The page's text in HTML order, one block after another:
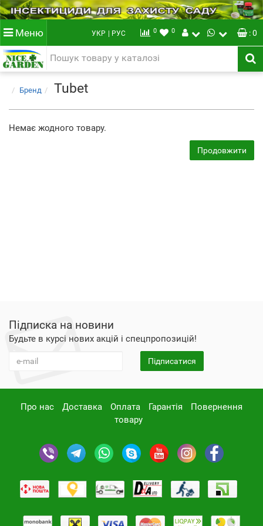
Меню УКР | РУС 0 0 : 0
Бренд Tubet
Немає жодного товару.
Продовжити
Підписка на новини
Будьте в курсі нових акцій і спецпропозицій!
Підписатися
Про нас Доставка Оплата Гарантія
Повернення
товару